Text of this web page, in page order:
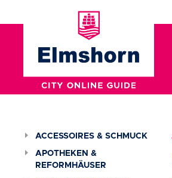
ACCESSOIRES & SCHMUCK
APOTHEKEN &
REFORMHÄUSER